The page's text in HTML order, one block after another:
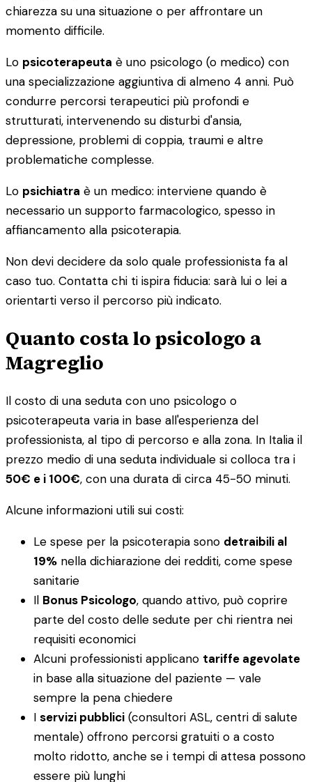
chiarezza su una situazione o per affrontare un
momento difficile.
Lo psicoterapeuta è uno psicologo (o medico) con
una specializzazione aggiuntiva di almeno 4 anni. Può
condurre percorsi terapeutici più profondi e
strutturati, intervenendo su disturbi d'ansia,
depressione, problemi di coppia, traumi e altre
problematiche complesse.
Lo psichiatra è un medico: interviene quando è
necessario un supporto farmacologico, spesso in
affiancamento alla psicoterapia.
Non devi decidere da solo quale professionista fa al
caso tuo. Contatta chi ti ispira fiducia: sarà lui o lei a
orientarti verso il percorso più indicato.
Quanto costa lo psicologo a
Magreglio
Il costo di una seduta con uno psicologo o
psicoterapeuta varia in base all'esperienza del
professionista, al tipo di percorso e alla zona. In Italia il
prezzo medio di una seduta individuale si colloca tra i
50€ e i 100€, con una durata di circa 45-50 minuti.
Alcune informazioni utili sui costi:
Le spese per la psicoterapia sono detraibili al
19% nella dichiarazione dei redditi, come spese
sanitarie
Il Bonus Psicologo, quando attivo, può coprire
parte del costo delle sedute per chi rientra nei
requisiti economici
Alcuni professionisti applicano tariffe agevolate
in base alla situazione del paziente — vale
sempre la pena chiedere
I servizi pubblici (consultori ASL, centri di salute
mentale) offrono percorsi gratuiti o a costo
molto ridotto, anche se i tempi di attesa possono
essere più lunghi